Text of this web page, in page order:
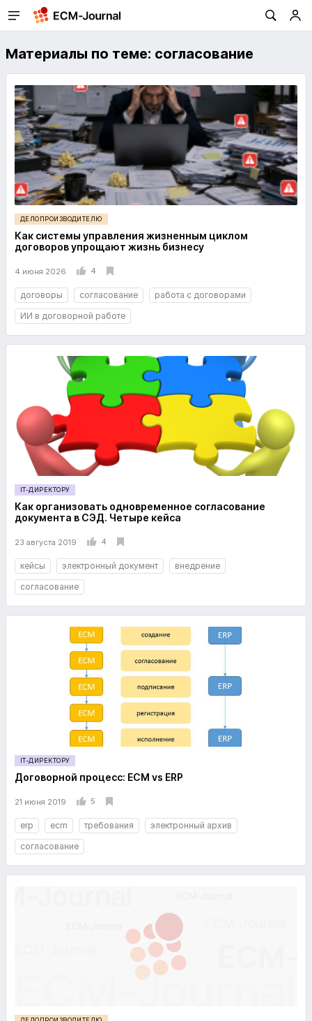
Материалы по теме: согласование
ДЕЛОПРОИЗВОДИТЕЛЮ
Как системы управления жизненным циклом
договоров упрощают жизнь бизнесу
4 июня 2026 4
договоры согласование
работа с договорами
ИИ в договорной работе
IT-ДИРЕКТОРУ
Как организовать одновременное согласование
документа в СЭД. Четыре кейса
23 августа 2019 4
кейсы электронный документ
внедрение
согласование
IT-ДИРЕКТОРУ
Договорной процесс: ECM vs ERP
21 июня 2019 5
erp ecm требования
электронный архив
согласование